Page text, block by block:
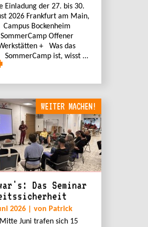
Einladung der 27. bis 30.
2026 Frankfurt am Main,
Campus Bockenheim
SommerCamp Offener
+ Was das
SommerCamp ist, wisst ...
WEITER MACHEN!
Das Seminar
2026 | von Patrick
Mitte Juni trafen sich 15